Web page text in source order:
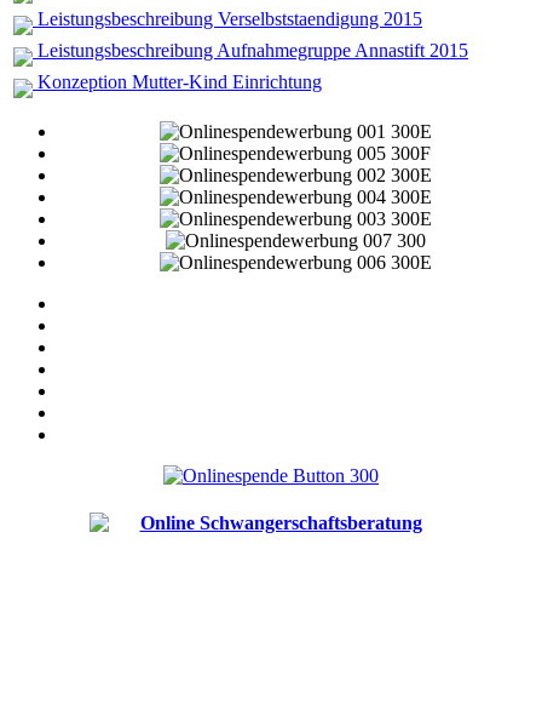
Leistungsbeschreibung Verselbststaendigung 2015
Leistungsbeschreibung Aufnahmegruppe Annastift 2015
Konzeption Mutter-Kind Einrichtung